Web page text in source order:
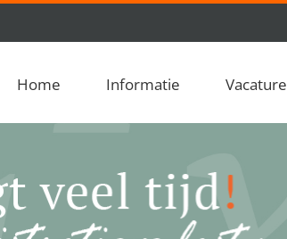
Home Informatie Vacature